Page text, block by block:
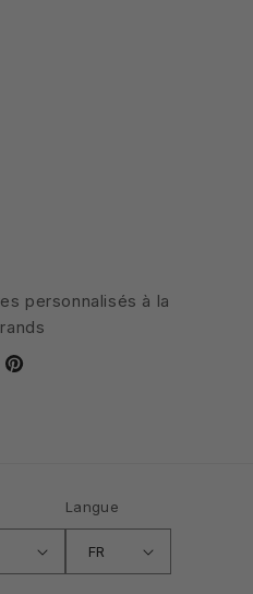
personnalisés à la
Pinterest
Langue
FR